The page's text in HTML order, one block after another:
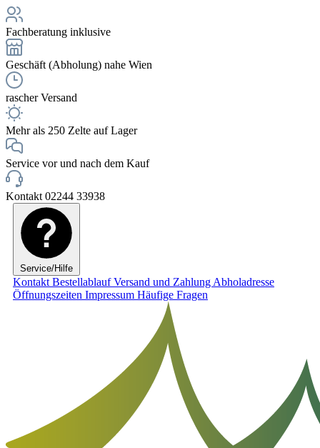
Fachberatung inklusive
Geschäft (Abholung) nahe Wien
rascher Versand
Mehr als 250 Zelte auf Lager
Service vor und nach dem Kauf
Kontakt 02244 33938
Service/Hilfe
Kontakt BestellablaufVersand und Zahlung Abholadresse
Öffnungszeiten Impressum Häufige Fragen